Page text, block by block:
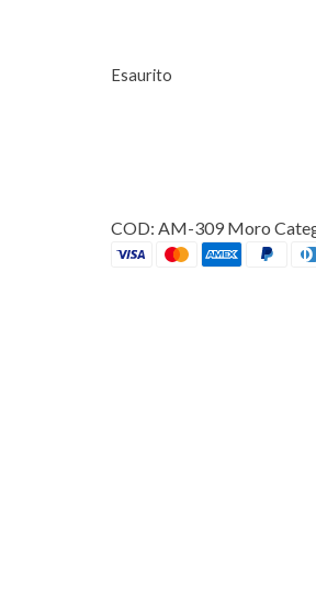
INTERNO
Esaurito